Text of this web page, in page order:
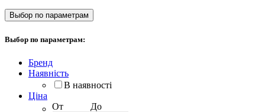
Выбор по параметрам
Выбор по параметрам:
Бренд
Наявність
В наявності
Ціна
От
До